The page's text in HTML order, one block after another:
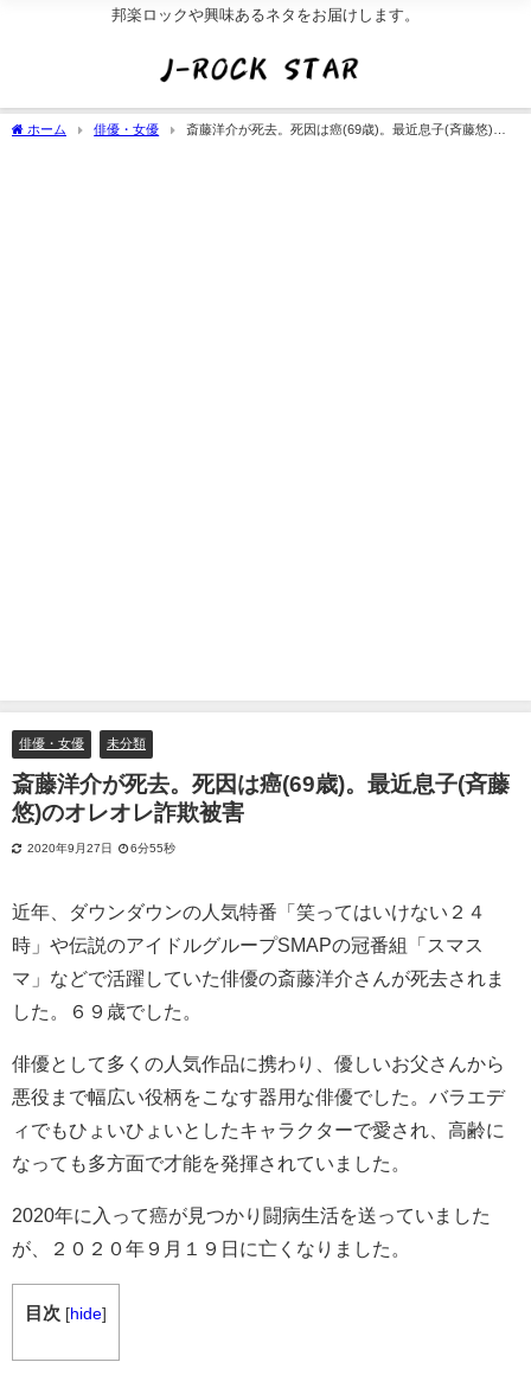
邦楽ロックや興味あるネタをお届けします。
ホーム 俳優・女優
斎藤洋介が死去。死因は癌(69歳)。最近息子(斉藤悠)の
俳優・女優 未分類
斎藤洋介が死去。死因は癌(69歳)。最近息子(斉藤
悠)のオレオレ詐欺被害
2020年9月27日 6分55秒
近年、ダウンダウンの人気特番「笑ってはいけない２４
時」や伝説のアイドルグループSMAPの冠番組「スマス
マ」などで活躍していた俳優の斎藤洋介さんが死去されま
した。６９歳でした。
俳優として多くの人気作品に携わり、優しいお父さんから
悪役まで幅広い役柄をこなす器用な俳優でした。バラエデ
ィでもひょいひょいとしたキャラクターで愛され、高齢に
なっても多方面で才能を発揮されていました。
2020年に入って癌が見つかり闘病生活を送っていました
が、２０２０年９月１９日に亡くなりました。
目次 [hide]